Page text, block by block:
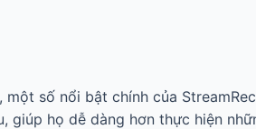
số nổi bật chính của
họ dễ dàng hơn thực hiện